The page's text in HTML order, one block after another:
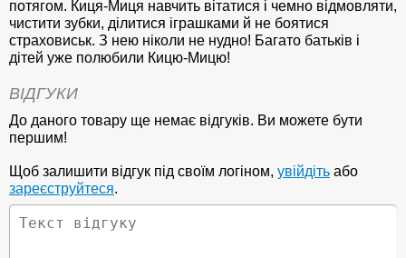
потягом. Киця-Миця навчить вітатися і чемно відмовляти,
чистити зубки, ділитися іграшками й не боятися
страховиськ. З нею ніколи не нудно! Багато батьків і
дітей уже полюбили Кицю-Мицю!
ВІДГУКИ
До даного товару ще немає відгуків. Ви можете бути
першим!
Щоб залишити відгук під своїм логіном, увійдіть або
зареєструйтеся.